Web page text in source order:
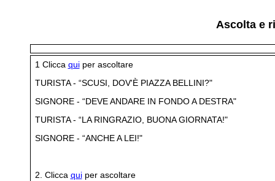
Ascolta e
1 Clicca quiper ascoltare
TURISTA - “SCUSI, DOV'È PIAZZA BELLINI?"
SIGNORE - “DEVE ANDARE IN FONDO A DESTRA"
TURISTA - “LA RINGRAZIO, BUONA GIORNATA!"
SIGNORE - “ANCHE A LEI!"
2. Clicca quiper ascoltare